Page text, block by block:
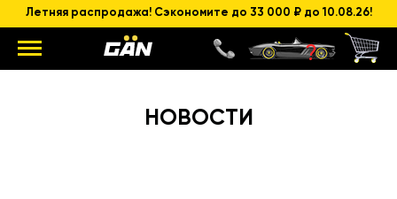
Летняя распродажа! Сэкономите до 33 000 ₽ до 10.08.26!
НОВОСТИ